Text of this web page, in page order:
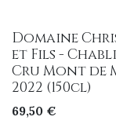
Domaine
et Fils -
Cru Mont de
2022 (150cl)
69,50 €